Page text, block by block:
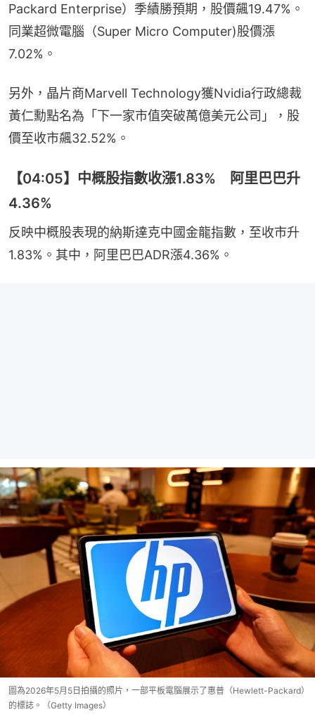
Packard Enterprise）季績勝預期，股價飆19.47%。
同業超微電腦（Super Micro Computer)股價漲
7.02%。
另外，晶片商Marvell Technology獲Nvidia行政總裁
黃仁勳點名為「下一家市值突破萬億美元公司」，股
價至收市飆32.52%。
【04:05】中概股指數收漲1.83% 阿里巴巴升
4.36%
反映中概股表現的納斯達克中國金龍指數，至收市升
1.83%。其中，阿里巴巴ADR漲4.36%。
圖為2026年5月5日拍攝的照片，一部平板電腦展示了惠普（Hewlett-Packard）
的標誌。（Getty Images）